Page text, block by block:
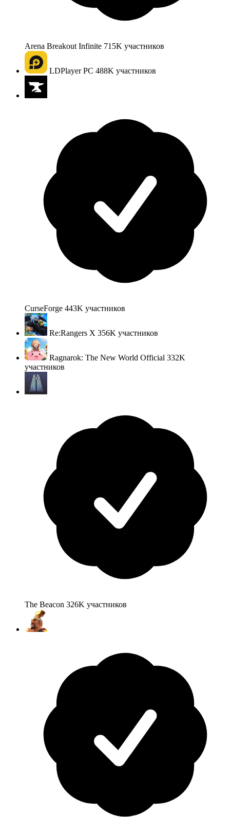
Arena Breakout Infinite 715K участников
LDPlayer PC 488K участников
CurseForge 443K участников
Re:Rangers X 356K участников
Ragnarok: The New World Official 332K
участников
The Beacon 326K участников